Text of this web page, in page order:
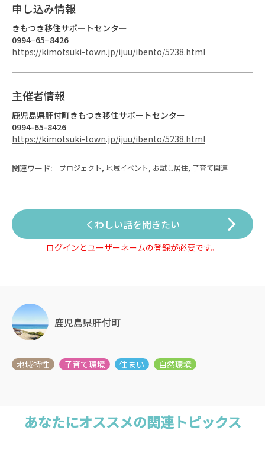
申し込み情報
きもつき移住サポートセンター
0994−65−8426
https://kimotsuki-town.jp/ijuu/ibento/5238.html
主催者情報
鹿児島県肝付町きもつき移住サポートセンター
0994-65-8426
https://kimotsuki-town.jp/ijuu/ibento/5238.html
関連ワード: プロジェクト, 地域イベント, お試し居住, 子育て関連
くわしい話を聞きたい
ログインとユーザーネームの登録が必要です。
鹿児島県肝付町
あなたにオススメの関連トピックス